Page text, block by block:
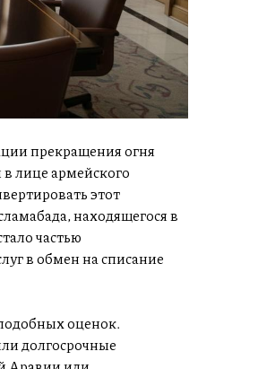
прекращения огня
лице армейского
этот
находящегося в
частью
в обмен на списание
оценок.
долгосрочные